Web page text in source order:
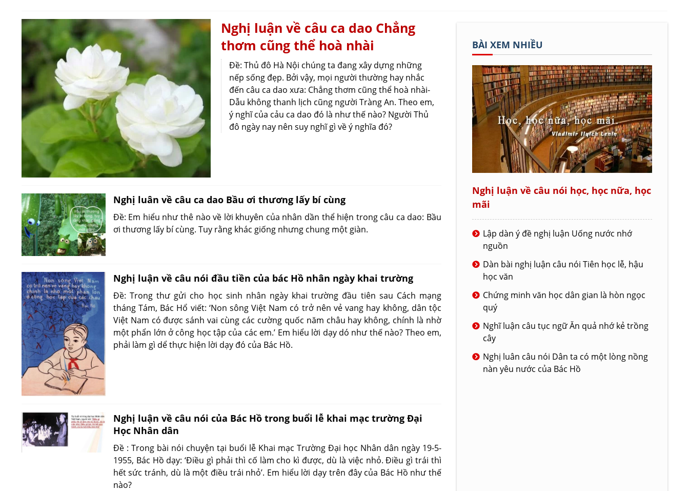
Nghị luận về câu ca dao Chẳng
thơm cũng thể hoà nhài
Đề: Thủ đô Hà Nội chúng ta đang xây dựng những
nếp sống đẹp. Bởi vậy, mọi người thường hay nhắc
đến câu ca dao xưa: Chẳng thơm cũng thể hoà nhài-
Dẫu không thanh lịch cũng người Tràng An. Theo em,
ý nghĩ của cảu ca dao đó là như thế nào? Người Thủ
đô ngày nay nên suy nghĩ gì về ý nghĩa đó?
Nghị luân về câu ca dao Bầu ơi thương lấy bí cùng
Đề: Em hiểu như thê nào về lời khuyên của nhân dần thể hiện trong câu ca dao: Bầu
ơi thương lấy bí cùng. Tuy rằng khác giống nhưng chung một giàn.
Nghị luận về câu nói đầu tiền của bác Hồ nhân ngày khai trường
Đề: Trong thư gửi cho học sinh nhân ngày khai trường đầu tiên sau Cách mạng
tháng Tám, Bác Hổ viết: ‘Non sông Việt Nam có trở nên vẻ vang hay không, dân tộc
Việt Nam có được sánh vai cùng các cường quốc năm châu hay không, chính là nhờ
một phẩn lớn ở công học tập của các em.’ Em hiểu lời dạy dó như thế nào? Theo em,
phải làm gì dể thực hiện lời dạy đó của Bác Hồ.
Nghị luận về câu nói của Bác Hồ trong buổi lễ khai mạc trường Đại
Học Nhân dân
Đề : Trong bài nói chuyện tại buổi lễ Khai mạc Trường Đại học Nhân dân ngày 19-5-
1955, Bác Hồ dạy: ‘Điều gì phải thì cố làm cho kì được, dù là việc nhỏ. Điều gì trái thì
hết sức tránh, dù là một điều trái nhỏ’. Em hiểu lời dạy trên đây của Bác Hồ như thế
nào?
BÀI XEM NHIỀU
Nghị luận về câu nói học, học nữa, học
mãi
Lập dàn ý đề nghị luận Uống nước nhớ
nguồn
Dàn bài nghị luận câu nói Tiên học lễ, hậu
học văn
Chứng minh văn học dân gian là hòn ngọc
quý
Nghĩ luận câu tục ngữ Ăn quả nhớ kẻ trồng
cây
Nghị luân câu nói Dân ta có một lòng nồng
nàn yêu nước của Bác Hồ